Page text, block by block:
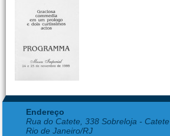
Endereço
Rua do Catete, 338 Sobreloja - Catete
Rio de Janeiro/RJ